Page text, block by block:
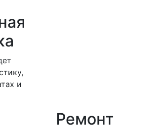
и
Ремонт